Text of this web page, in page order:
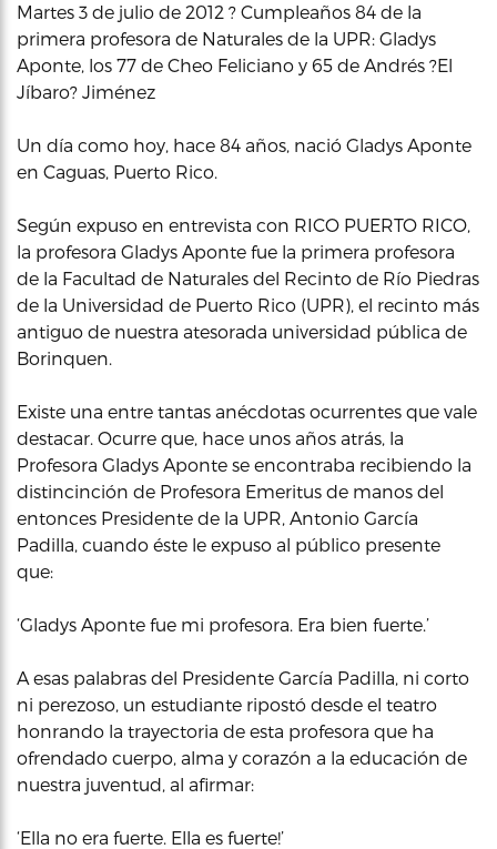
Martes 3 de julio de 2012 ? Cumpleaños 84 de la
primera profesora de Naturales de la UPR: Gladys
Aponte, los 77 de Cheo Feliciano y 65 de Andrés ?El
Jíbaro? Jiménez
Un día como hoy, hace 84 años, nació Gladys Aponte
en Caguas, Puerto Rico.
Según expuso en entrevista con RICO PUERTO RICO,
la profesora Gladys Aponte fue la primera profesora
de la Facultad de Naturales del Recinto de Río Piedras
de la Universidad de Puerto Rico (UPR), el recinto más
antiguo de nuestra atesorada universidad pública de
Borinquen.
Existe una entre tantas anécdotas ocurrentes que vale
destacar. Ocurre que, hace unos años atrás, la
Profesora Gladys Aponte se encontraba recibiendo la
distincinción de Profesora Emeritus de manos del
entonces Presidente de la UPR, Antonio García
Padilla, cuando éste le expuso al público presente
que:
‘Gladys Aponte fue mi profesora. Era bien fuerte.’
A esas palabras del Presidente García Padilla, ni corto
ni perezoso, un estudiante ripostó desde el teatro
honrando la trayectoria de esta profesora que ha
ofrendado cuerpo, alma y corazón a la educación de
nuestra juventud, al afirmar:
‘Ella no era fuerte. Ella es fuerte!’